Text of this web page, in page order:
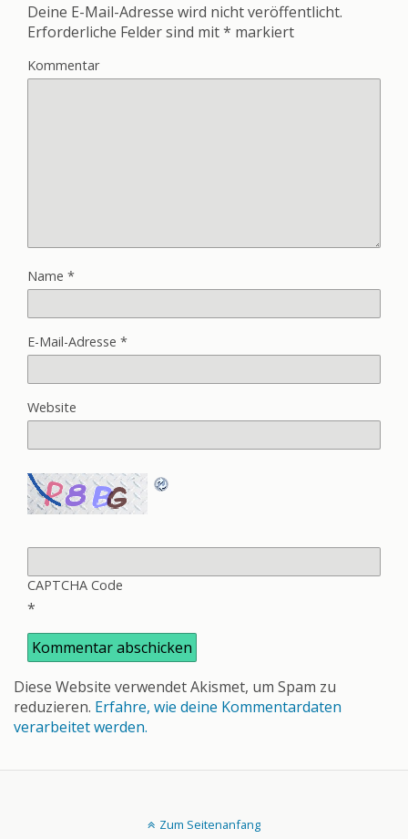
Deine E-Mail-Adresse wird nicht veröffentlicht.
Erforderliche Felder sind mit* markiert
Kommentar
Name *
E-Mail-Adresse *
Website
CAPTCHA Code
*
Diese Website verwendet Akismet, um Spam zu
reduzieren. Erfahre, wie deine Kommentardaten
verarbeitet werden.
Zum Seitenanfang